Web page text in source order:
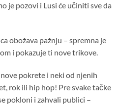
je pozovi i Lusi će učiniti sve da
obožava pažnju – spremna je
i pokazuje ti nove trikove.
pokrete i neki od njenih
rok ili hip hop! Pre svake tačke
pokloni i zahvali publici –